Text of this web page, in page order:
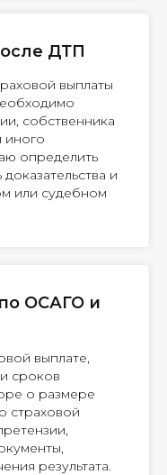
ДТП
выплаты
собственника
иного
определить
и
или судебном
ОСАГО и
выплате,
сроков
о размере
страховой
результата.